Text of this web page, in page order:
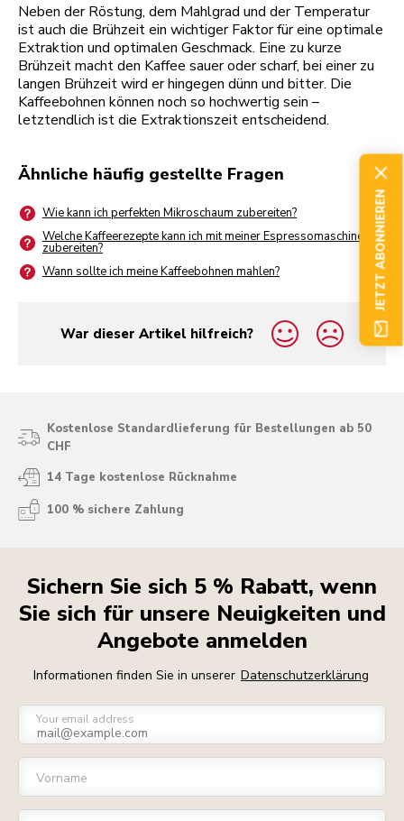
Neben der Röstung, dem Mahlgrad und der Temperatur
ist auch die Brühzeit ein wichtiger Faktor für eine optimale
Extraktion und optimalen Geschmack. Eine zu kurze
Brühzeit macht den Kaffee sauer oder scharf, bei einer zu
langen Brühzeit wird er hingegen dünn und bitter. Die
Kaffeebohnen können noch so hochwertig sein –
letztendlich ist die Extraktionszeit entscheidend.
Ähnliche häufig gestellte Fragen
Wie kann ich perfekten Mikroschaum zubereiten?
Welche Kaffeerezepte kann ich mit meiner Espressomaschine
zubereiten?
Wann sollte ich meine Kaffeebohnen mahlen?
War dieser Artikel hilfreich?
yes
no
Kostenlose Standardlieferung für Bestellungen ab 50
CHF
14 Tage kostenlose Rücknahme
100 % sichere Zahlung
Sichern Sie sich 5 % Rabatt, wenn
Sie sich für unsere Neuigkeiten und
Angebote anmelden
Informationen finden Sie in unserer Datenschutzerklärung
Your email address
Vorname
JETZT ABONNIEREN